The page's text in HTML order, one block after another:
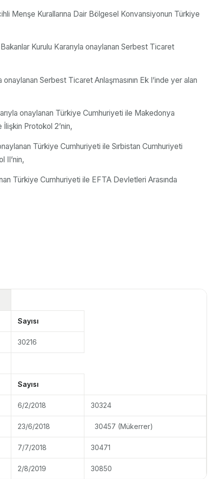
Menşe Kurallarına Dair Bölgesel Konvansiyonun Türkiye
Kurulu Kararıyla onaylanan Serbest Ticaret
Serbest Ticaret Anlaşmasının Ek I’inde yer alan
onaylanan Türkiye Cumhuriyeti ile Makedonya
İlişkin Protokol 2’nin,
Türkiye Cumhuriyeti ile Sırbistan Cumhuriyeti
II’nin,
Türkiye Cumhuriyeti ile EFTA Devletleri Arasında
Sayısı
30216
Sayısı
6/2/2018 30324
23/6/2018 30457 (Mükerrer)
7/7/2018 30471
2/8/2019 30850